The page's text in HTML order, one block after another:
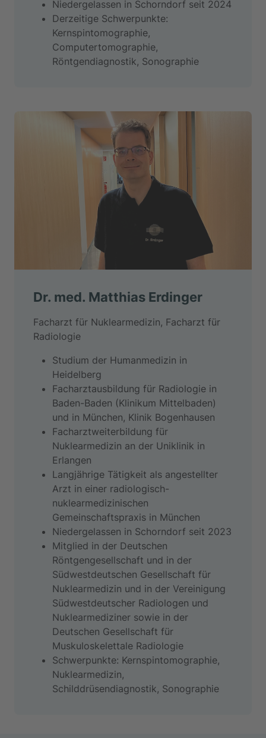
Niedergelassen in Schorndorf seit 2024
Derzeitige Schwerpunkte:
Kernspintomographie,
Computertomographie,
Röntgendiagnostik, Sonographie
Dr. med. Matthias Erdinger
Facharzt für Nuklearmedizin, Facharzt für
Radiologie
Studium der Humanmedizin in
Heidelberg
Facharztausbildung für Radiologie in
Baden-Baden (Klinikum Mittelbaden)
und in München, Klinik Bogenhausen
Facharztweiterbildung für
Nuklearmedizin an der Uniklinik in
Erlangen
Langjährige Tätigkeit als angestellter
Arzt in einer radiologisch-
nuklearmedizinischen
Gemeinschaftspraxis in München
Niedergelassen in Schorndorf seit 2023
Mitglied in der Deutschen
Röntgengesellschaft und in der
Südwestdeutschen Gesellschaft für
Nuklearmedizin und in der Vereinigung
Südwestdeutscher Radiologen und
Nuklearmediziner sowie in der
Deutschen Gesellschaft für
Muskuloskelettale Radiologie
Schwerpunkte: Kernspintomographie,
Nuklearmedizin,
Schilddrüsendiagnostik, Sonographie